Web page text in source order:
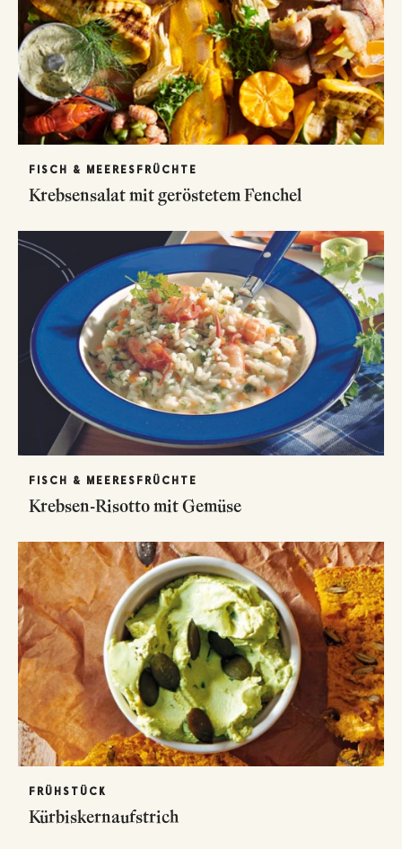
FISCH & MEERESFRÜCHTE
Krebsensalat mit geröstetem Fenchel
FISCH & MEERESFRÜCHTE
Krebsen-Risotto mit Gemüse
FRÜHSTÜCK
Kürbiskernaufstrich